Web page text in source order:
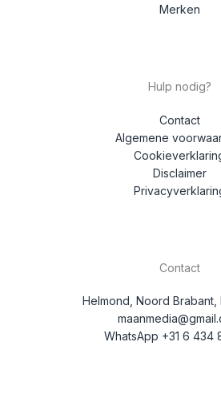
Merken
Hulp nodig?
Contact
Algemene
Disclaimer
Contact
Helmond, Noord Brabant,
WhatsApp +31 6 434